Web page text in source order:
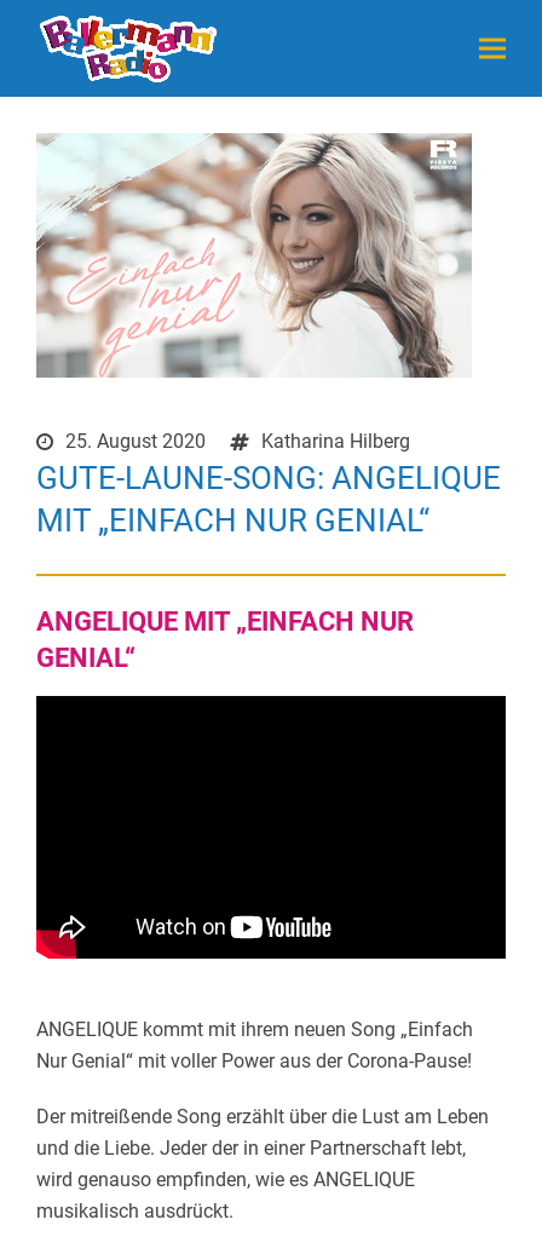
25. August 2020 Katharina Hilberg
GUTE-LAUNE-SONG: ANGELIQUE
MIT „EINFACH NUR GENIAL“
ANGELIQUE MIT „EINFACH NUR
GENIAL“
ANGELIQUE kommt mit ihrem neuen Song „Einfach
Nur Genial“ mit voller Power aus der Corona-Pause!
Der mitreißende Song erzählt über die Lust am Leben
und die Liebe. Jeder der in einer Partnerschaft lebt,
wird genauso empfinden, wie es ANGELIQUE
musikalisch ausdrückt.